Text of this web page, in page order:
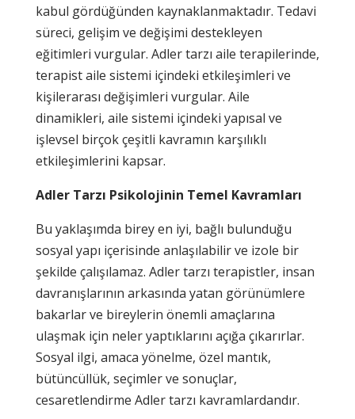
kabul gördüğünden kaynaklanmaktadır. Tedavi
süreci, gelişim ve değişimi destekleyen
eğitimleri vurgular. Adler tarzı aile terapilerinde,
terapist aile sistemi içindeki etkileşimleri ve
kişilerarası değişimleri vurgular. Aile
dinamikleri, aile sistemi içindeki yapısal ve
işlevsel birçok çeşitli kavramın karşılıklı
etkileşimlerini kapsar.
Adler Tarzı Psikolojinin Temel Kavramları
Bu yaklaşımda birey en iyi, bağlı bulunduğu
sosyal yapı içerisinde anlaşılabilir ve izole bir
şekilde çalışılamaz. Adler tarzı terapistler, insan
davranışlarının arkasında yatan görünümlere
bakarlar ve bireylerin önemli amaçlarına
ulaşmak için neler yaptıklarını açığa çıkarırlar.
Sosyal ilgi, amaca yönelme, özel mantık,
bütüncüllük, seçimler ve sonuçlar,
cesaretlendirme Adler tarzı kavramlardandır.